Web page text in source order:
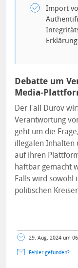
Import
Erklärung
Debatte um
Media-
Der Fall Durov
Verantwortung
geht um die
illegalen Inhalten
auf ihren
haftbar gemacht
Falls wird sowohl
politischen
29. Aug. 2024 um
Fehler gefunden?